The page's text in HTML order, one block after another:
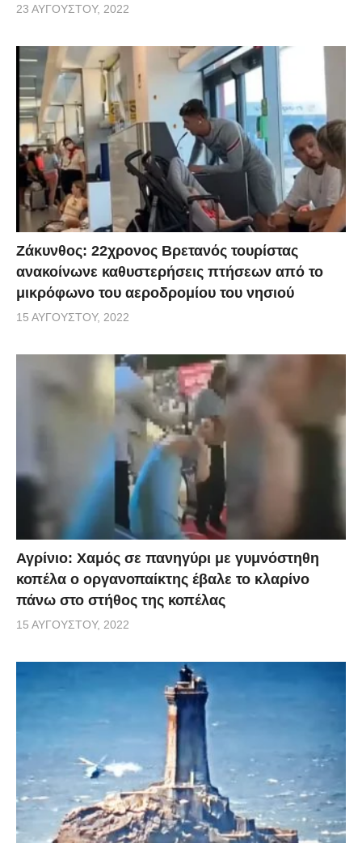
23 ΑΥΓΟΎΣΤΟΥ, 2022
Ζάκυνθος: 22χρονος Βρετανός τουρίστας
ανακοίνωνε καθυστερήσεις πτήσεων από το
μικρόφωνο του αεροδρομίου του νησιού
15 ΑΥΓΟΎΣΤΟΥ, 2022
Αγρίνιο: Χαμός σε πανηγύρι με γυμνόστηθη
κοπέλα ο οργανοπαίκτης έβαλε το κλαρίνο
πάνω στο στήθος της κοπέλας
15 ΑΥΓΟΎΣΤΟΥ, 2022